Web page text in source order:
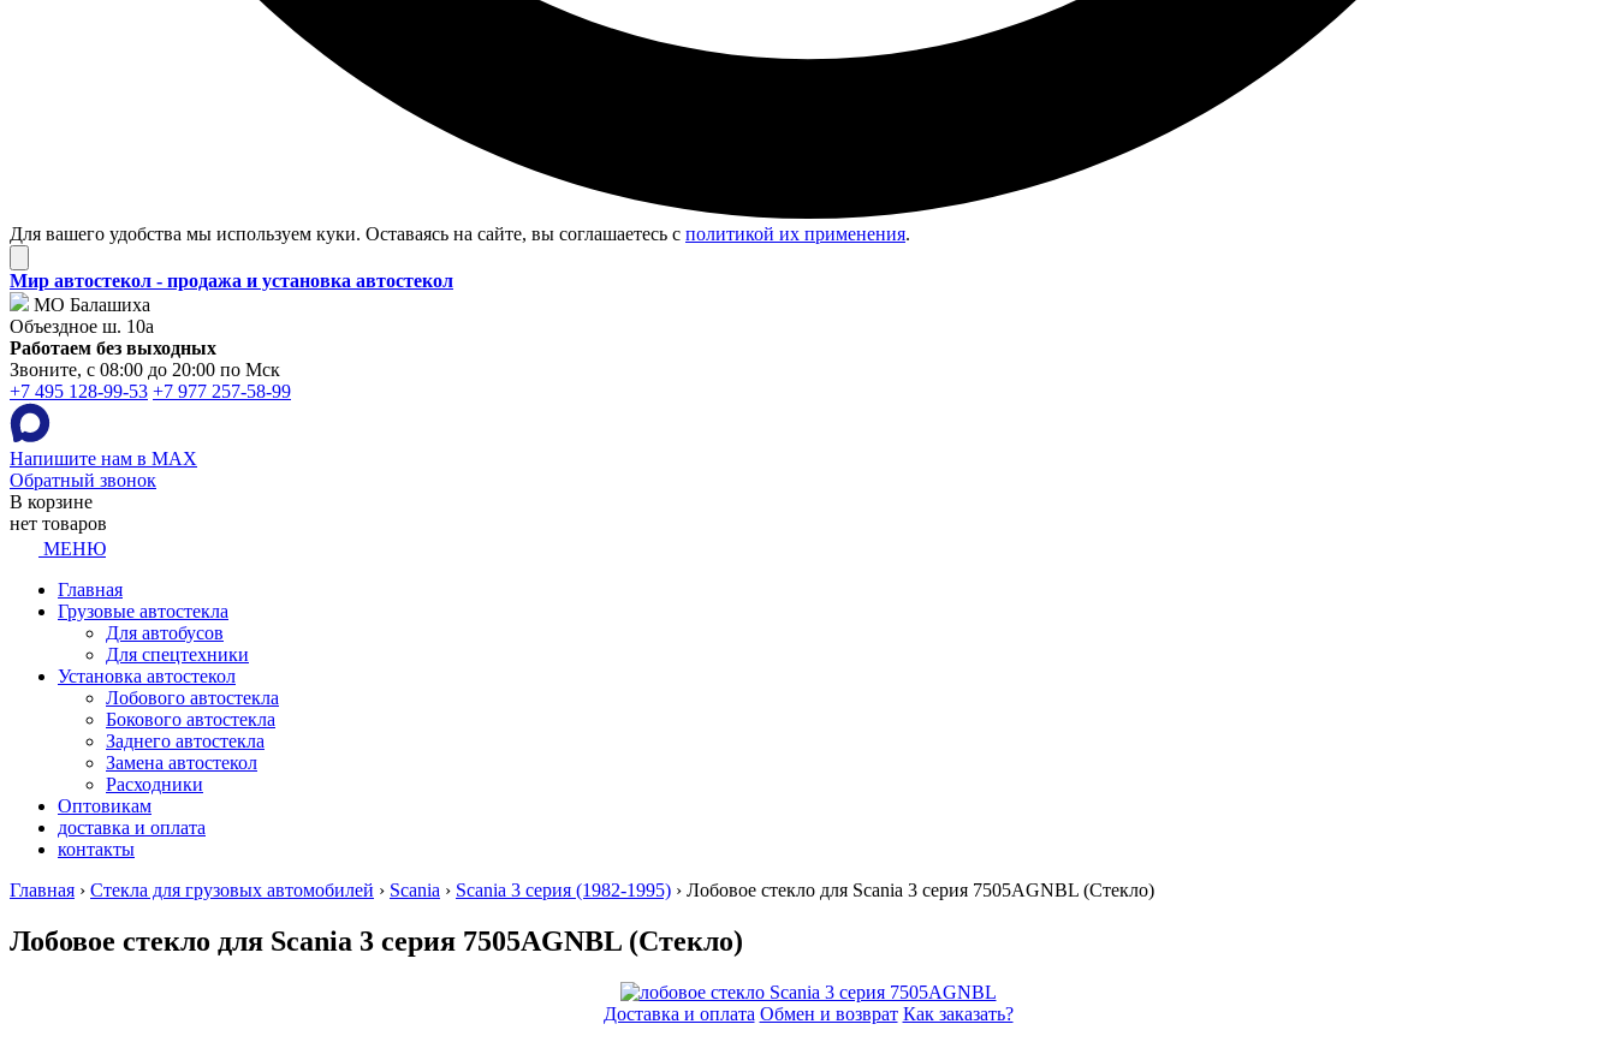
Для вашего удобства мы используем куки. Оставаясь на сайте, вы соглашаетесь с политикой их применения.
Мир автостекол - продажа и установка автостекол
МО Балашиха
Объездное ш. 10а
Работаем без выходных
Звоните, с 08:00 до 20:00 по Мск
+7 495 128-99-53 +7 977 257-58-99
Напишите нам в MAX
Обратный звонок
В корзине
нет товаров
МЕНЮ
Главная
Грузовые автостекла
Для автобусов
Для спецтехники
Установка автостекол
Лобового автостекла
Бокового автостекла
Заднего автостекла
Замена автостекол
Расходники
Оптовикам
доставка и оплата
контакты
Главная › Стекла для грузовых автомобилей › Scania › Scania 3 серия (1982-1995) › Лобовое стекло для Scania 3 серия 7505AGNBL (Стекло)
Лобовое стекло для Scania 3 серия 7505AGNBL (Стекло)
Доставка и оплата Обмен и возврат Как заказать?